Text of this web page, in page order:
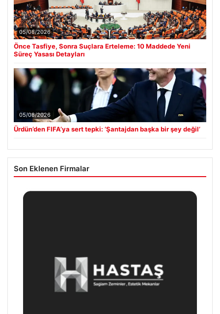
05/08/2026
Önce Tasfiye, Sonra Suçlara Erteleme: 10 Maddede Yeni
Süreç Yasası Detayları
05/08/2026
Ürdün’den FIFA’ya sert tepki: ‘Şantajdan başka bir şey değil’
Son Eklenen Firmalar